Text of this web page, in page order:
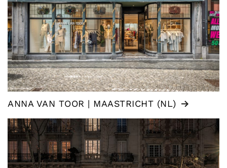
ANNA VAN TOOR | MAASTRICHT (NL)